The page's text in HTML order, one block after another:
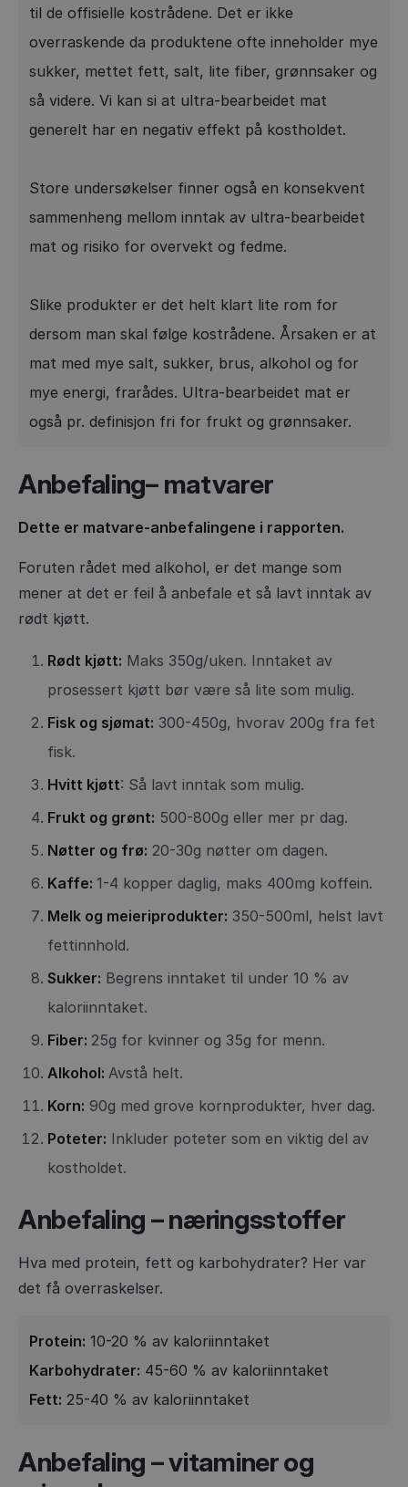
til de offisielle kostrådene. Det er ikke
overraskende da produktene ofte inneholder mye
sukker, mettet fett, salt, lite fiber, grønnsaker og
så videre. Vi kan si at ultra-bearbeidet mat
generelt har en negativ effekt på kostholdet.
Store undersøkelser finner også en konsekvent
sammenheng mellom inntak av ultra-bearbeidet
mat og risiko for overvekt og fedme.
Slike produkter er det helt klart lite rom for
dersom man skal følge kostrådene. Årsaken er at
mat med mye salt, sukker, brus, alkohol og for
mye energi, frarådes. Ultra-bearbeidet mat er
også pr. definisjon fri for frukt og grønnsaker.
Anbefaling– matvarer
Dette er matvare-anbefalingene i rapporten.
Foruten rådet med alkohol, er det mange som
mener at det er feil å anbefale et så lavt inntak av
rødt kjøtt.
Rødt kjøtt: Maks 350g/uken. Inntaket av
prosessert kjøtt bør være så lite som mulig.
Fisk og sjømat: 300-450g, hvorav 200g fra fet
fisk.
Hvitt kjøtt: Så lavt inntak som mulig.
Frukt og grønt: 500-800g eller mer pr dag.
Nøtter og frø: 20-30g nøtter om dagen.
Kaffe: 1-4 kopper daglig, maks 400mg koffein.
Melk og meieriprodukter: 350-500ml, helst lavt
fettinnhold.
Sukker: Begrens inntaket til under 10 % av
kaloriinntaket.
Fiber: 25g for kvinner og 35g for menn.
Alkohol: Avstå helt.
Korn: 90g med grove kornprodukter, hver dag.
Poteter: Inkluder poteter som en viktig del av
kostholdet.
Anbefaling – næringsstoffer
Hva med protein, fett og karbohydrater? Her var
det få overraskelser.
Protein: 10-20 % av kaloriinntaket
Karbohydrater: 45-60 % av kaloriinntaket
Fett: 25-40 % av kaloriinntaket
Anbefaling – vitaminer og